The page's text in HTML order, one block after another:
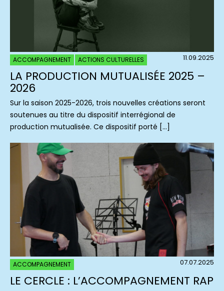
ACCOMPAGNEMENT ACTIONS CULTURELLES 11.09.2025
LA PRODUCTION MUTUALISÉE 2025 –
2026
Sur la saison 2025-2026, trois nouvelles créations seront
soutenues au titre du dispositif interrégional de
production mutualisée. Ce dispositif porté […]
ACCOMPAGNEMENT 07.07.2025
LE CERCLE : L’ACCOMPAGNEMENT RAP